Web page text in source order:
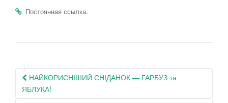
Постоянная ссылка.
Навигация
по
НАЙКОРИСНІШИЙ СНІДАНОК — ГАРБУЗ та
ЯБЛУКА!